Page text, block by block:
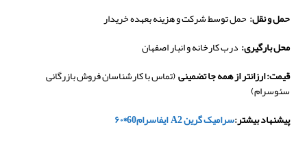
حمل و نقل: حمل توسط شرکت و هزینه بعهده خریدار
محل بارگیری: درب کارخانه و انبار اصفهان
قیمت: ارزانتر از همه جا تضمینی(تماس با کارشناسان فروش بازرگانی
سئوسرام)
پیشنهاد بیشتر:سرامیک گرین A2 ایفاسرام60*۶۰